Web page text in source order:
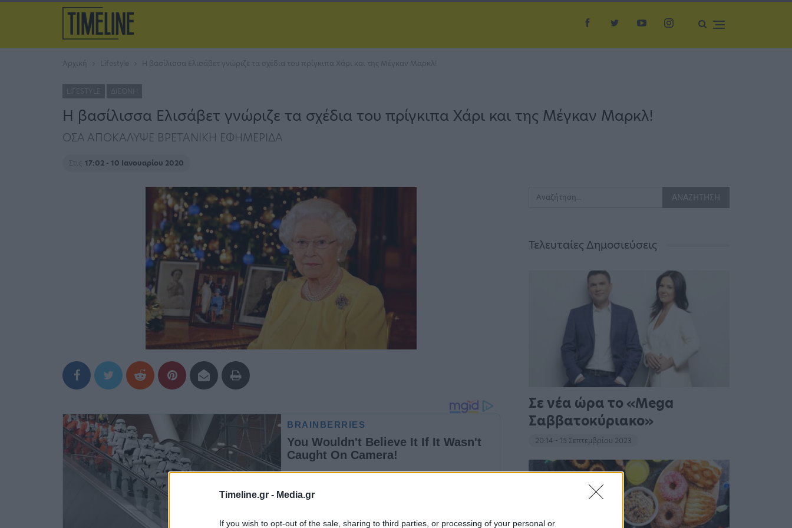
Timeline.gr - Media.gr
If you wish to opt-out of the sale, sharing to third parties, or processing of your personal or
Αρχική Lifestyle Η βασίλισσα Ελισάβετ γνώριζε τα σχέδια του πρίγκιπα Χάρι και της Μέγκαν Μαρκλ!
LIFESTYLE ΔΙΕΘΝΉ
Η βασίλισσα Ελισάβετ γνώριζε τα σχέδια του πρίγκιπα Χάρι και της Μέγκαν Μαρκλ!
ΟΣΑ ΑΠΟΚΑΛΥΨΕ ΒΡΕΤΑΝΙΚΗ ΕΦΗΜΕΡΙΔΑ
Στις 17:02 - 10 Ιανουαρίου 2020
Τελευταίες Δημοσιεύσεις
Σε νέα ώρα το «Mega
Σαββατοκύριακο»
20:14 - 15 Σεπτεμβρίου 2023